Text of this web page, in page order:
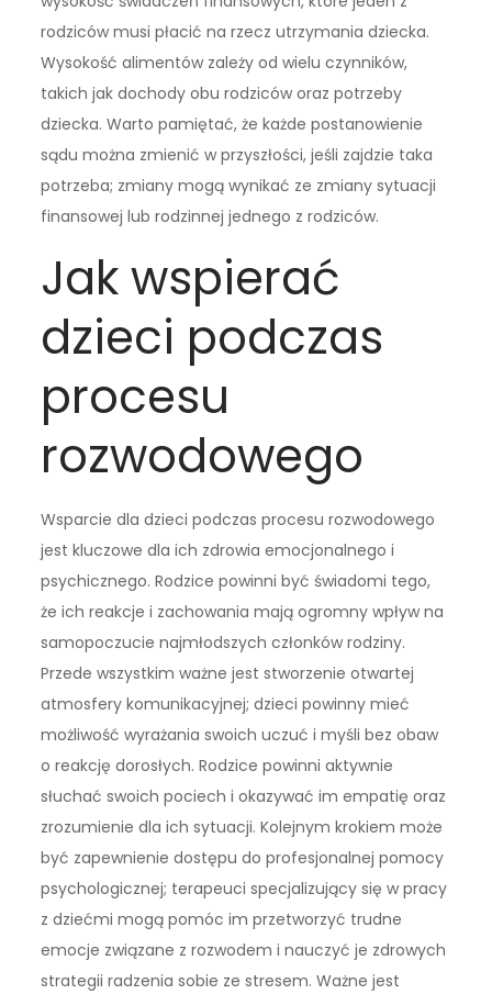
rodziców musi płacić na rzecz utrzymania dziecka.
Wysokość alimentów zależy od wielu czynników,
takich jak dochody obu rodziców oraz potrzeby
dziecka. Warto pamiętać, że każde postanowienie
sądu można zmienić w przyszłości, jeśli zajdzie taka
potrzeba; zmiany mogą wynikać ze zmiany sytuacji
finansowej lub rodzinnej jednego z rodziców.
Jak wspierać
dzieci podczas
procesu
rozwodowego
Wsparcie dla dzieci podczas procesu rozwodowego
jest kluczowe dla ich zdrowia emocjonalnego i
psychicznego. Rodzice powinni być świadomi tego,
że ich reakcje i zachowania mają ogromny wpływ na
samopoczucie najmłodszych członków rodziny.
Przede wszystkim ważne jest stworzenie otwartej
atmosfery komunikacyjnej; dzieci powinny mieć
możliwość wyrażania swoich uczuć i myśli bez obaw
o reakcję dorosłych. Rodzice powinni aktywnie
słuchać swoich pociech i okazywać im empatię oraz
zrozumienie dla ich sytuacji. Kolejnym krokiem może
być zapewnienie dostępu do profesjonalnej pomocy
psychologicznej; terapeuci specjalizujący się w pracy
z dziećmi mogą pomóc im przetworzyć trudne
emocje związane z rozwodem i nauczyć je zdrowych
strategii radzenia sobie ze stresem. Ważne jest